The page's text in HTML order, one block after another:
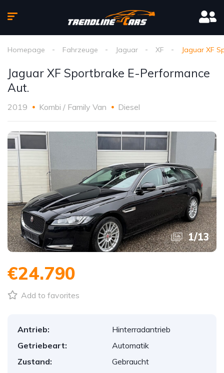
Homepage Fahrzeuge Jaguar XF Jaguar XF
Jaguar XF Sportbrake E-Performance
Aut.
2019 Kombi / Family Van Diesel
1/13
€24.790
Add to favorites
Antrieb:
Hinterradantrieb
Getriebeart:
Automatik
Zustand:
Gebraucht